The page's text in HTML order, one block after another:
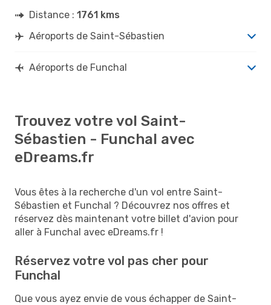
Distance : 1761 kms
Aéroports de Saint-Sébastien
Aéroports de Funchal
Trouvez votre vol Saint-
Sébastien - Funchal avec
eDreams.fr
Vous êtes à la recherche d'un vol entre Saint-
Sébastien et Funchal ? Découvrez nos offres et
réservez dès maintenant votre billet d'avion pour
aller à Funchal avec eDreams.fr !
Réservez votre vol pas cher pour
Funchal
Que vous ayez envie de vous échapper de Saint-